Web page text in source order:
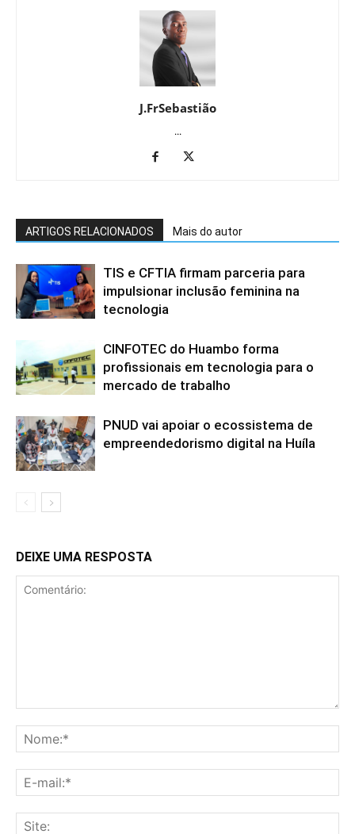
J.FrSebastião
...
ARTIGOS RELACIONADOS Mais do autor
TIS e CFTIA firmam parceria para
impulsionar inclusão feminina na
tecnologia
CINFOTEC do Huambo forma
profissionais em tecnologia para o
mercado de trabalho
PNUD vai apoiar o ecossistema de
empreendedorismo digital na Huíla
DEIXE UMA RESPOSTA